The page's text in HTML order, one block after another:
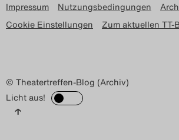
Impressum Nutzungsbedingungen
Cookie Einstellungen
Zum aktuellen TT-
© Theatertreffen-Blog (Archiv)
Licht aus!
↑